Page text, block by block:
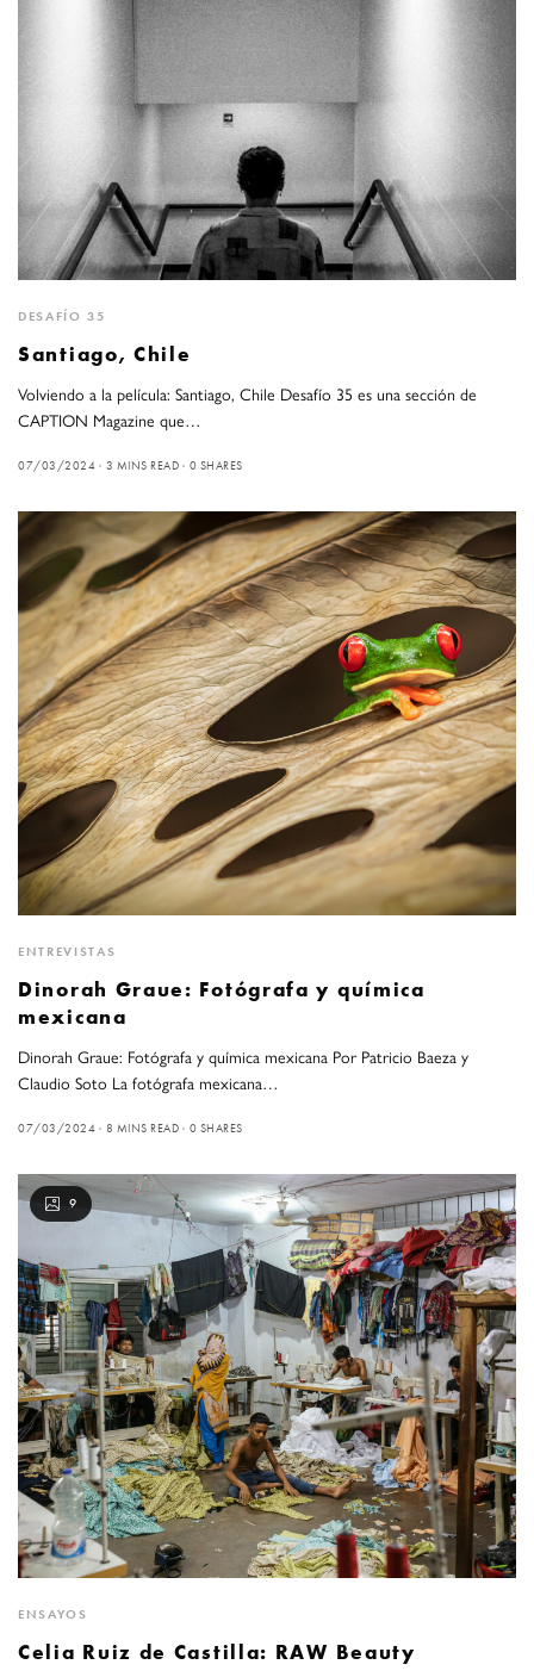
DESAFÍO 35
Santiago, Chile
Volviendo a la película: Santiago, Chile Desafío 35 es una sección de
CAPTION Magazine que…
07/03/2024 3 MINS READ 0 SHARES
ENTREVISTAS
Dinorah Graue: Fotógrafa y química
mexicana
Dinorah Graue: Fotógrafa y química mexicana Por Patricio Baeza y
Claudio Soto La fotógrafa mexicana…
07/03/2024 8 MINS READ 0 SHARES
9
ENSAYOS
Celia Ruiz de Castilla: RAW Beauty